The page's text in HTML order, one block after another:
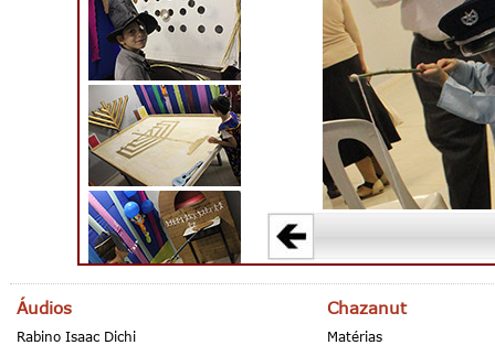
Áudios Chazanut
Rabino Isaac Dichi
Matérias